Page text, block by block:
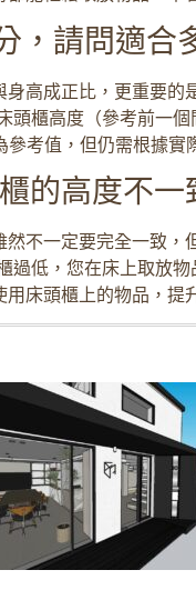
，請問適合
身高成正比，更重要
頭櫃高度（參考前一
考值，但仍需根據實
的高度不一
然不一定要完全一致
過低，您在床上取放
床頭櫃上的物品，提